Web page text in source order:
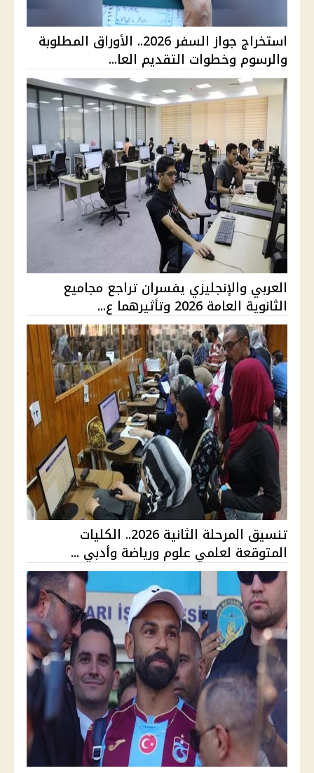
استخراج جواز السفر 2026.. الأوراق المطلوبة
والرسوم وخطوات التقديم العا...
العربي والإنجليزي يفسران تراجع مجاميع
الثانوية العامة 2026 وتأثيرهما ع...
تنسيق المرحلة الثانية 2026.. الكليات
المتوقعة لعلمي علوم ورياضة وأدبي ...